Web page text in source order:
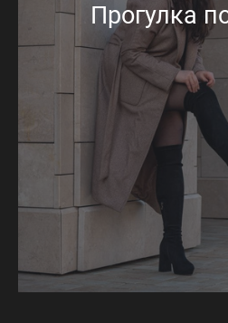
Прогулка